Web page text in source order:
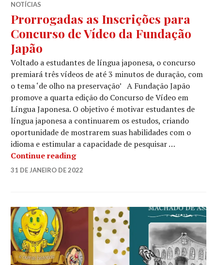
NOTÍCIAS
Prorrogadas as Inscrições para
Concurso de Vídeo da Fundação
Japão
Voltado a estudantes de língua japonesa, o concurso
premiará três vídeos de até 3 minutos de duração, com
o tema ‘de olho na preservação’ A Fundação Japão
promove a quarta edição do Concurso de Vídeo em
Língua Japonesa. O objetivo é motivar estudantes de
língua japonesa a continuarem os estudos, criando
oportunidade de mostrarem suas habilidades com o
idioma e estimular a capacidade de pesquisar …
Continue readingProrrogadas as Inscrições para
LUCIANA
31 DE JANEIRO DE 2022